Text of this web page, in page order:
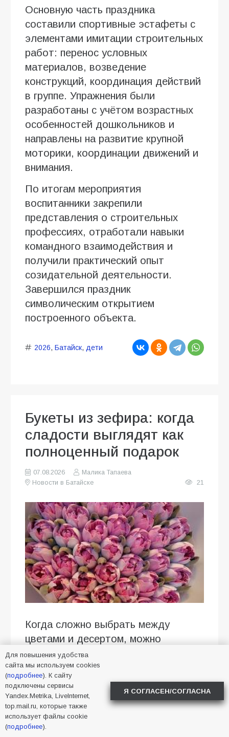
Основную часть праздника
составили спортивные эстафеты с
элементами имитации строительных
работ: перенос условных
материалов, возведение
конструкций, координация действий
в группе. Упражнения были
разработаны с учётом возрастных
особенностей дошкольников и
направлены на развитие крупной
моторики, координации движений и
внимания.
По итогам мероприятия
воспитанники закрепили
представления о строительных
профессиях, отработали навыки
командного взаимодействия и
получили практический опыт
созидательной деятельности.
Завершился праздник
символическим открытием
построенного объекта.
2026, Батайск, дети
Букеты из зефира: когда
сладости выглядят как
полноценный подарок
07.08.2026
Малика Тапаева
Новости в Батайске
21
Когда сложно выбрать между
цветами и десертом, можно
совместить оба варианта.
Например, преподнести
зефира— нежные композиции,
которые можно поставить на стол,
сфотографировать, а потом
разобрать к чаю. Расскажем, как
Для повышения удобства
сайта мы используем cookies
(подробнее). К сайту
подключены сервисы
Yandex.Metrika, LiveInternet,
top.mail.ru, которые также
использует файлы cookie
(подробнее).
Я СОГЛАСЕН/СОГЛАСНА